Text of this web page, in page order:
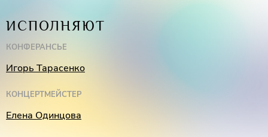
ИСПОЛНЯЮТ
КОНФЕРАНСЬЕ
Игорь Тарасенко
КОНЦЕРТМЕЙСТЕР
Елена Одинцова